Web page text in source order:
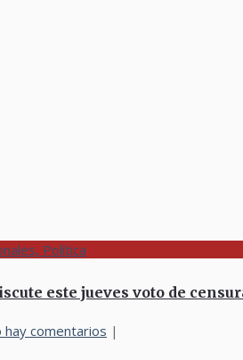
Política
este jueves voto de
hay comentarios |